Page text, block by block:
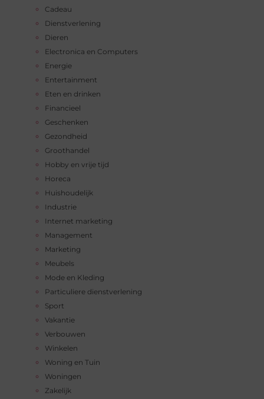
Cadeau
Dienstverlening
Dieren
Electronica en Computers
Energie
Entertainment
Eten en drinken
Financieel
Geschenken
Gezondheid
Groothandel
Hobby en vrije tijd
Horeca
Huishoudelijk
Industrie
Internet marketing
Management
Marketing
Meubels
Mode en Kleding
Particuliere dienstverlening
Sport
Vakantie
Verbouwen
Winkelen
Woning en Tuin
Woningen
Zakelijk